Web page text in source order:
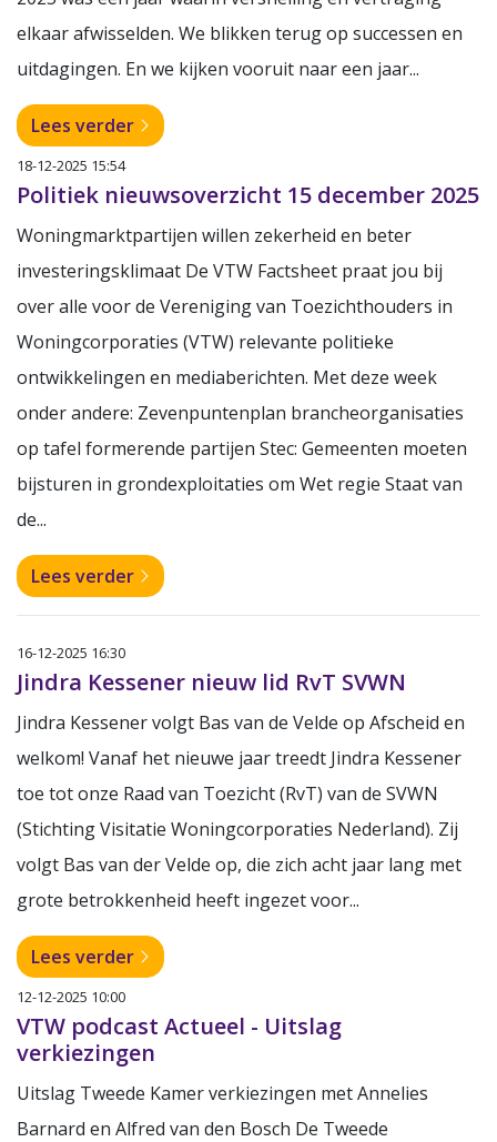
elkaar afwisselden. We blikken terug op successen en
uitdagingen. En we kijken vooruit naar een jaar...
Lees verder
18-12-2025 15:54
Politiek nieuwsoverzicht 15 december 2025
Woningmarktpartijen willen zekerheid en beter
investeringsklimaat De VTW Factsheet praat jou bij
over alle voor de Vereniging van Toezichthouders in
Woningcorporaties (VTW) relevante politieke
ontwikkelingen en mediaberichten. Met deze week
onder andere: Zevenpuntenplan brancheorganisaties
op tafel formerende partijen Stec: Gemeenten moeten
bijsturen in grondexploitaties om Wet regie Staat van
de...
Lees verder
16-12-2025 16:30
Jindra Kessener nieuw lid RvT SVWN
Jindra Kessener volgt Bas van de Velde op Afscheid en
welkom! Vanaf het nieuwe jaar treedt Jindra Kessener
toe tot onze Raad van Toezicht (RvT) van de SVWN
(Stichting Visitatie Woningcorporaties Nederland). Zij
volgt Bas van der Velde op, die zich acht jaar lang met
grote betrokkenheid heeft ingezet voor...
Lees verder
12-12-2025 10:00
VTW podcast Actueel - Uitslag
verkiezingen
Uitslag Tweede Kamer verkiezingen met Annelies
Barnard en Alfred van den Bosch De Tweede